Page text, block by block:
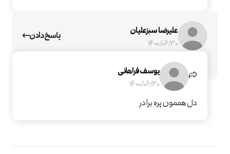
علیرضا سبزعلیان
1400/06/30
پاسخ دادن
حرف دل زدی یوسف جان
یوسف فراهانی
1400/06/30
دل هممون پره برادر